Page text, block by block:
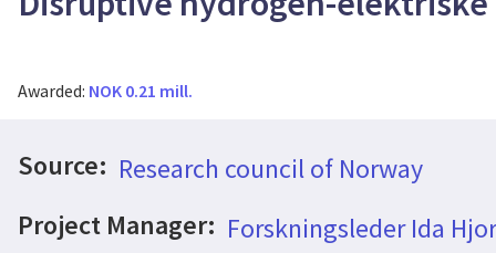
Awarded: NOK 0.21 mill.
Source: Research council of Norway
Project Manager: Forskningsleder Ida